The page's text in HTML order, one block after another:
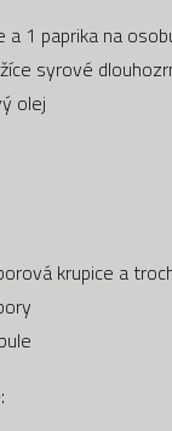
a 1 paprika na
syrové
olej
krupice a